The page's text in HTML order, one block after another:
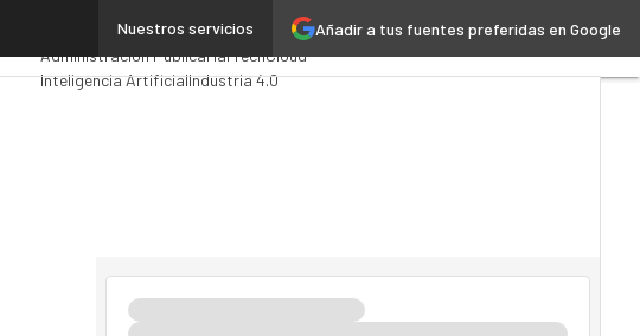
Añadir a tus fuentes preferidas en Google
Nuestros servicios
Premios ComputingAnalytics
Administración PúblicaMarTechCloud
Inteligencia ArtificialIndustria 4.0